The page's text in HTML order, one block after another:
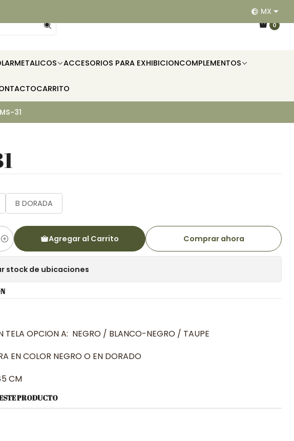
0
METALICOS ACCESORIOS PARA EXHIBICIONCOMPLEMENTOS
CARRITO
EQUIPAMOS RESTAURANTES, HOTELES, OFICINAS E
MX
MS-31
B DORADA
Agregar al Carrito Comprar ahora
stock de ubicaciones
TELA OPCION A: NEGRO / BLANCO-NEGRO / TAUPE
EN COLOR NEGRO O EN DORADO
CM
PRODUCTO